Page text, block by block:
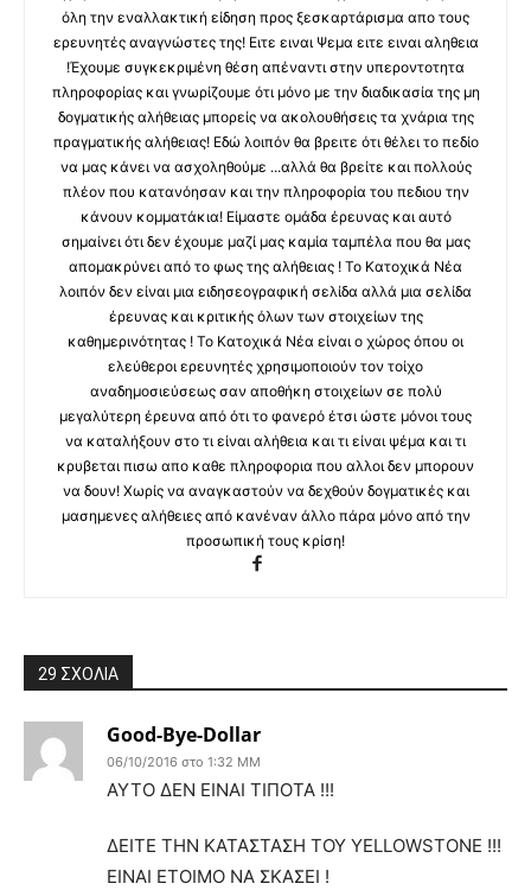
όλη την εναλλακτική είδηση προς ξεσκαρτάρισμα απο τους
ερευνητές αναγνώστες της! Ειτε ειναι Ψεμα ειτε ειναι αληθεια
!Έχουμε συγκεκριμένη θέση απέναντι στην υπεροντοτητα
πληροφορίας και γνωρίζουμε ότι μόνο με την διαδικασία της μη
δογματικής αλήθειας μπορείς να ακολουθήσεις τα χνάρια της
πραγματικής αλήθειας! Εδώ λοιπόν θα βρειτε ότι θέλει το πεδίο
να μας κάνει να ασχοληθούμε ...αλλά θα βρείτε και πολλούς
πλέον που κατανόησαν και την πληροφορία του πεδιου την
κάνουν κομματάκια! Είμαστε ομάδα έρευνας και αυτό
σημαίνει ότι δεν έχουμε μαζί μας καμία ταμπέλα που θα μας
απομακρύνει από το φως της αλήθειας ! Το Κατοχικά Νέα
λοιπόν δεν είναι μια ειδησεογραφική σελίδα αλλά μια σελίδα
έρευνας και κριτικής όλων των στοιχείων της
καθημερινότητας ! Το Κατοχικά Νέα είναι ο χώρος όπου οι
ελεύθεροι ερευνητές χρησιμοποιούν τον τοίχο
αναδημοσιεύσεως σαν αποθήκη στοιχείων σε πολύ
μεγαλύτερη έρευνα από ότι το φανερό έτσι ώστε μόνοι τους
να καταλήξουν στο τι είναι αλήθεια και τι είναι ψέμα και τι
κρυβεται πισω απο καθε πληροφορια που αλλοι δεν μπορουν
να δουν! Χωρίς να αναγκαστούν να δεχθούν δογματικές και
μασημενες αλήθειες από κανέναν άλλο πάρα μόνο από την
προσωπική τους κρίση!
29 ΣΧΟΛΙΑ
Good-Bye-Dollar
06/10/2016 στο 1:32 ΜΜ
ΑΥΤΟ ΔΕΝ ΕΙΝΑΙ ΤΙΠΟΤΑ !!!
ΔΕΙΤΕ ΤΗΝ ΚΑΤΑΣΤΑΣΗ ΤΟΥ YELLOWSTONE !!!
EINAI ETOIMO NA ΣKAΣEI !